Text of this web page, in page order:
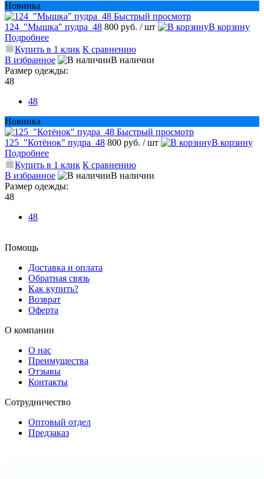
Новинка
Быстрый просмотр
124_"Мышка" пудра_48 800 руб. / шт
В корзину
Подробнее
Купить в 1 клик К сравнению
В избранное
В наличии
Размер одежды:
48
48
Новинка
Быстрый просмотр
125_"Котёнок" пудра_48 800 руб. / шт
В корзину
Подробнее
Купить в 1 клик К сравнению
В избранное
В наличии
Размер одежды:
48
48
Помощь
Доставка и оплата
Обратная связь
Как купить?
Возврат
Оферта
О компании
О нас
Преимущества
Отзывы
Контакты
Сотрудничество
Оптовый отдел
Предзаказ